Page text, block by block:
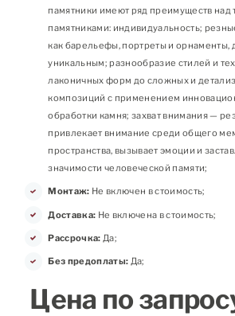
памятники имеют ряд преимуществ над
памятниками: индивидуальность;
как барельефы, портреты и орнаменты,
уникальным; разнообразие стилей и
лаконичных форм до сложных и
композиций с применением
обработки камня; захват внимания —
привлекает внимание среди общего
пространства, вызывает эмоции и
значимости человеческой памяти;
Монтаж: Не включен в стоимость;
Доставка: Не включена в стоимость;
Рассрочка: Да;
Без предоплаты: Да;
Цена по